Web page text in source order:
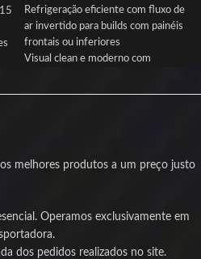
Refrigeração eficiente com fluxo de
ar invertido para builds com painéis
frontais ou inferiores
Visual clean e moderno com
para manter componentes frescos
duráveis que garantem longa vida útil
Produto novo com nota fiscal e
garantia de 1 ano para sua
melhores produtos a um preço justo
Operamos exclusivamente em
dos pedidos realizados no site.